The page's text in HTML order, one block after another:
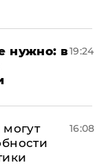
нужно: в19:24
16:08